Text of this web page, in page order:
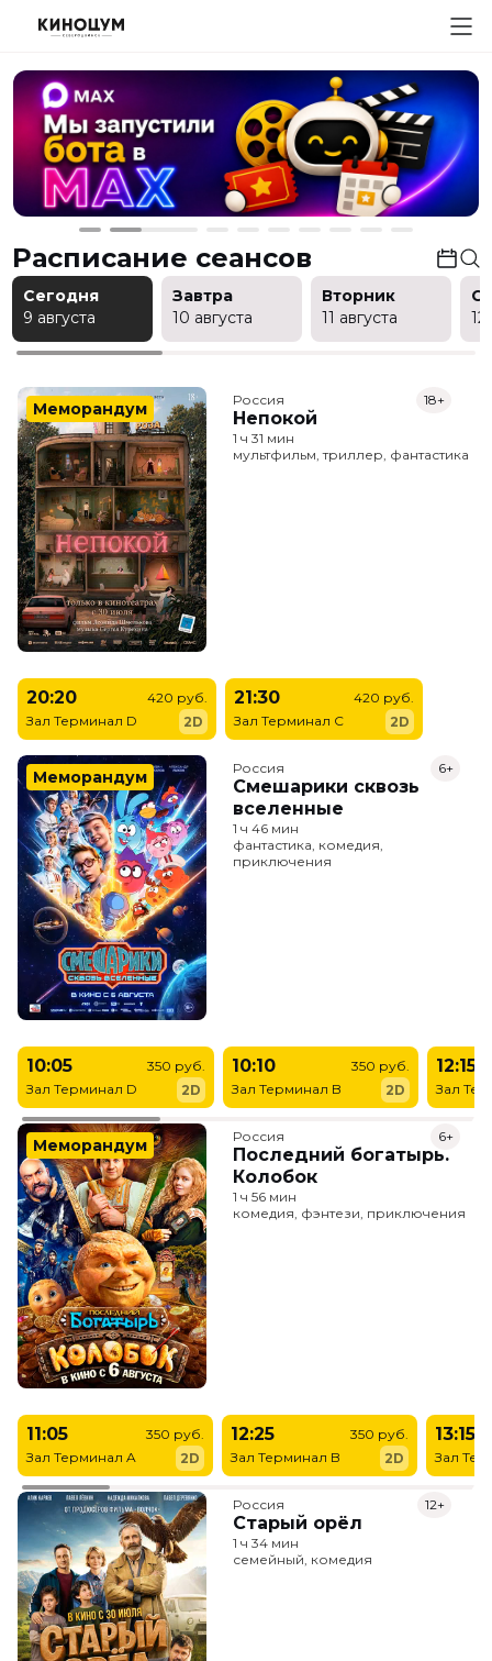
Расписание сеансов
Сегодня
9 августа
Завтра
10 августа
Вторник
11 августа
12
Меморандум Россия
Непокой
18+
1 ч 31 мин
мультфильм, триллер, фантастика
20:20
Зал Терминал D
420 руб.
2D
21:30
Зал Терминал C
420 руб.
2D
Меморандум Россия
Смешарики сквозь
вселенные
6+
1 ч 46 мин
фантастика, комедия,
приключения
10:05
Зал Терминал D
350 руб.
2D
10:10
Зал Терминал B
350 руб.
2D
12:15
Зал
Меморандум Россия
Последний богатырь.
Колобок
6+
1 ч 56 мин
комедия, фэнтези, приключения
11:05
Зал Терминал A
350 руб.
2D
12:25
Зал Терминал B
350 руб.
2D
13:15
Зал
Россия
Старый орёл
12+
1 ч 34 мин
семейный, комедия